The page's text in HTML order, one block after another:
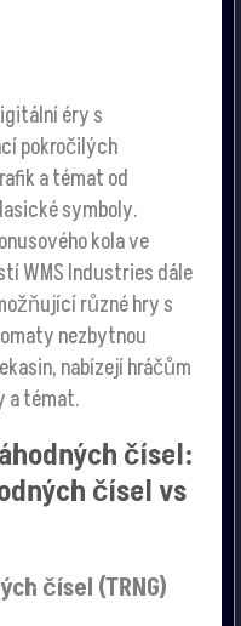
éry s
pokročilých
a témat od
symboly.
kola ve
WMS Industries dále
různé hry s
nezbytnou
nabízejí hráčům
a témat.
čísel:
čísel vs
čísel (TRNG)